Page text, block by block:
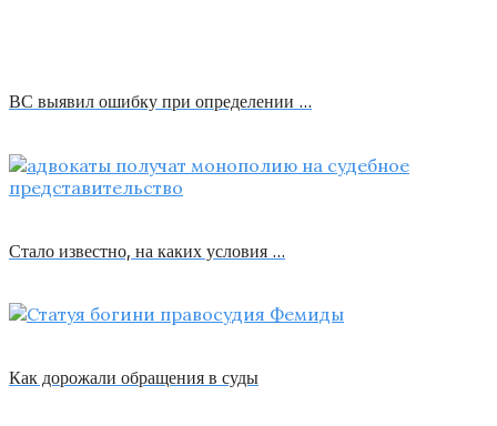
ВС выявил ошибку при определении …
Стало известно, на каких условия …
Как дорожали обращения в суды